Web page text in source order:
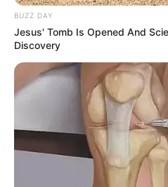
(foto:
BUZZ DAY
Jesus' Tomb Is Opened And
Discovery